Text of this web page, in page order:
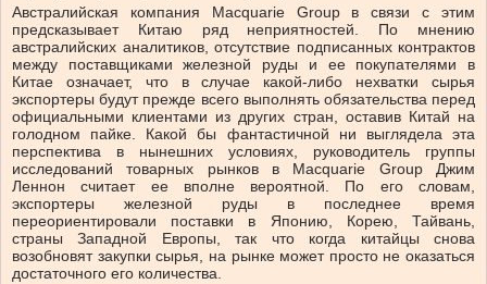
Австралийская компания Macquarie Group в связи с этим
предсказывает Китаю ряд неприятностей. По мнению
австралийских аналитиков, отсутствие подписанных контрактов
между поставщиками железной руды и ее покупателями в
Китае означает, что в случае какой-либо нехватки сырья
экспортеры будут прежде всего выполнять обязательства перед
официальными клиентами из других стран, оставив Китай на
голодном пайке. Какой бы фантастичной ни выглядела эта
перспектива в нынешних условиях, руководитель группы
исследований товарных рынков в Macquarie Group Джим
Леннон считает ее вполне вероятной. По его словам,
экспортеры железной руды в последнее время
переориентировали поставки в Японию, Корею, Тайвань,
страны Западной Европы, так что когда китайцы снова
возобновят закупки сырья, на рынке может просто не оказаться
достаточного его количества.